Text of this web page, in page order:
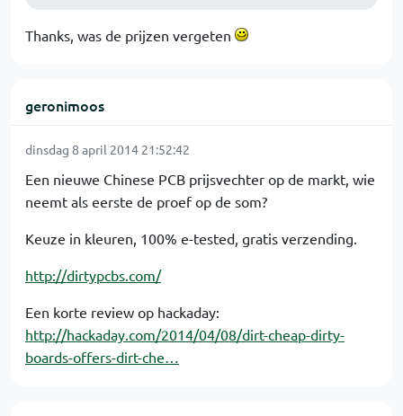
Thanks, was de prijzen vergeten
geronimoos
dinsdag 8 april 2014 21:52:42
Een nieuwe Chinese PCB prijsvechter op de markt, wie
neemt als eerste de proef op de som?
Keuze in kleuren, 100% e-tested, gratis verzending.
http://dirtypcbs.com/
Een korte review op hackaday:
http://hackaday.com/2014/04/08/dirt-cheap-dirty-
boards-offers-dirt-che…